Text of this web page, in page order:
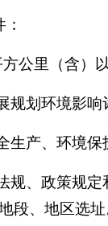
公里（含
规划环境影
生产、环境
规、政策规
段、地区选